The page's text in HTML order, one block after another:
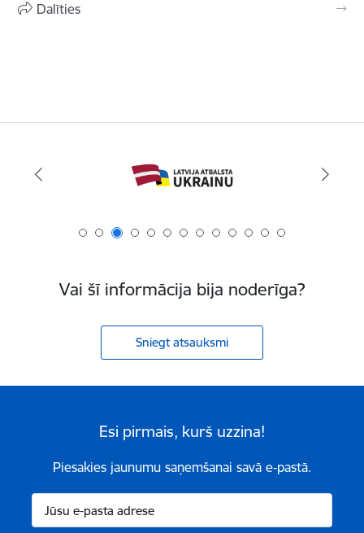
Dalīties
Vai šī informācija bija noderīga?
Sniegt atsauksmi
Esi pirmais, kurš uzzina!
Piesakies jaunumu saņemšanai savā e-pastā.